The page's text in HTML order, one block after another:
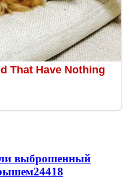
выброшенный
24418